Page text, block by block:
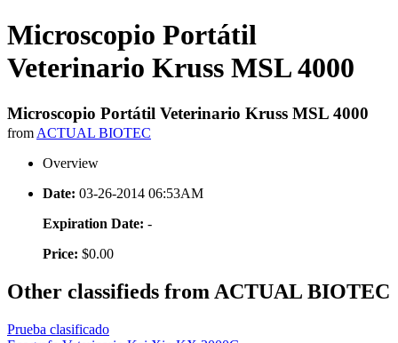
Microscopio Portátil
Veterinario Kruss MSL 4000
Microscopio Portátil Veterinario Kruss MSL 4000
from ACTUAL BIOTEC
Overview
Date: 03-26-2014 06:53AM
Expiration Date: -
Price: $0.00
Other classifieds from ACTUAL BIOTEC
Prueba clasificado